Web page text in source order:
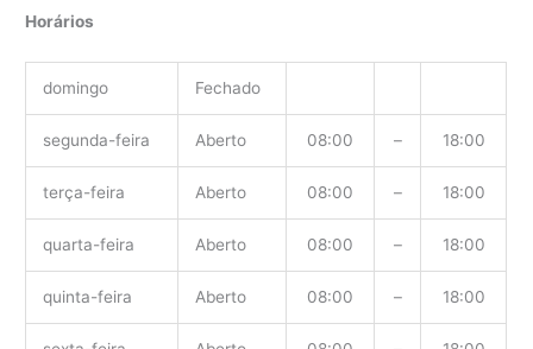
Horários
domingo Fechado
segunda-feira Aberto 08:00 – 18:00
terça-feira Aberto 08:00 – 18:00
quarta-feira Aberto 08:00 – 18:00
quinta-feira Aberto 08:00 – 18:00